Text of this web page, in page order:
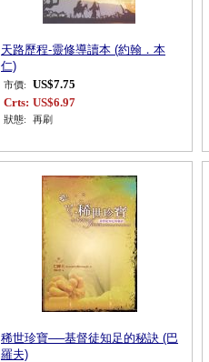
天路歷程-靈修導讀本 (約翰．本
仁)
市價:
US$7.75
Crts: US$6.97
狀態: 再刷
稀世珍寶──基督徒知足的秘訣 (巴
羅夫)